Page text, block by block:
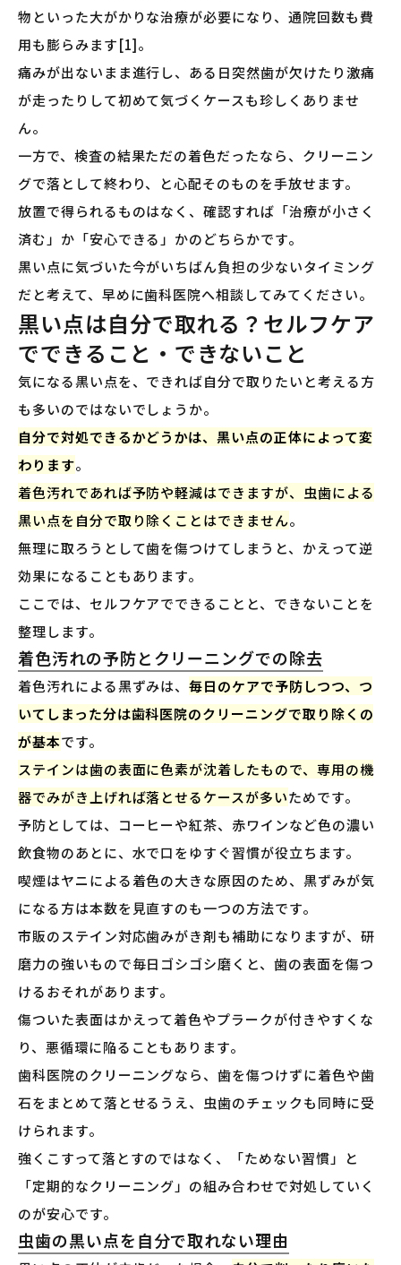
物といった大がかりな治療が必要になり、通院回数も費
用も膨らみます[1]。
痛みが出ないまま進行し、ある日突然歯が欠けたり激痛
が走ったりして初めて気づくケースも珍しくありませ
ん。
一方で、検査の結果ただの着色だったなら、クリーニン
グで落として終わり、と心配そのものを手放せます。
放置で得られるものはなく、確認すれば「治療が小さく
済む」か「安心できる」かのどちらかです。
黒い点に気づいた今がいちばん負担の少ないタイミング
だと考えて、早めに歯科医院へ相談してみてください。
黒い点は自分で取れる？セルフケア
でできること・できないこと
気になる黒い点を、できれば自分で取りたいと考える方
も多いのではないでしょうか。
自分で対処できるかどうかは、黒い点の正体によって変
わります。
着色汚れであれば予防や軽減はできますが、虫歯による
黒い点を自分で取り除くことはできません。
無理に取ろうとして歯を傷つけてしまうと、かえって逆
効果になることもあります。
ここでは、セルフケアでできることと、できないことを
整理します。
着色汚れの予防とクリーニングでの除去
着色汚れによる黒ずみは、毎日のケアで予防しつつ、つ
いてしまった分は歯科医院のクリーニングで取り除くの
が基本です。
ステインは歯の表面に色素が沈着したもので、専用の機
器でみがき上げれば落とせるケースが多いためです。
予防としては、コーヒーや紅茶、赤ワインなど色の濃い
飲食物のあとに、水で口をゆすぐ習慣が役立ちます。
喫煙はヤニによる着色の大きな原因のため、黒ずみが気
になる方は本数を見直すのも一つの方法です。
市販のステイン対応歯みがき剤も補助になりますが、研
磨力の強いもので毎日ゴシゴシ磨くと、歯の表面を傷つ
けるおそれがあります。
傷ついた表面はかえって着色やプラークが付きやすくな
り、悪循環に陥ることもあります。
歯科医院のクリーニングなら、歯を傷つけずに着色や歯
石をまとめて落とせるうえ、虫歯のチェックも同時に受
けられます。
強くこすって落とすのではなく、「ためない習慣」と
「定期的なクリーニング」の組み合わせで対処していく
のが安心です。
虫歯の黒い点を自分で取れない理由